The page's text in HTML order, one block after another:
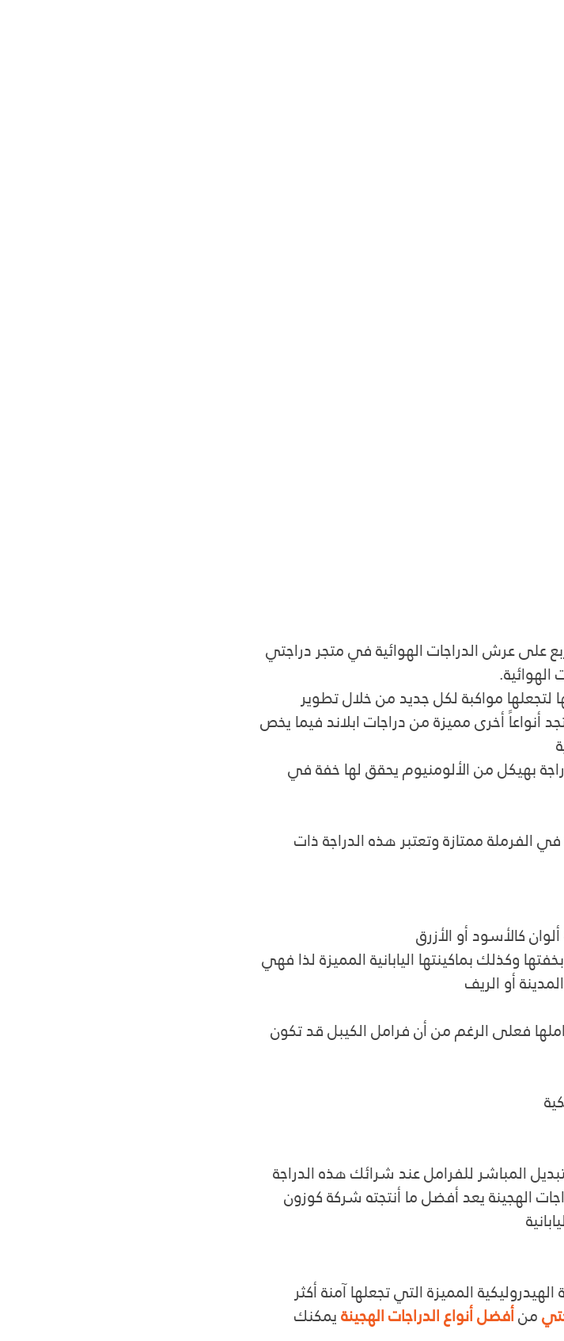
على عرش الدراجات الهوائية في متجر دراجتي
مواكبة لكل جديد من خلال تطوير
أنواعاً أخرى مميزة من دراجات ابلاند فيما يخص
بهيكل من الألومنيوم يحقق لها خفة في
الفرملة ممتازة وتعتبر هذه الدراجة ذات
كالأسود أو الأزرق
وكذلك بماكينتها اليابانية المميزة لذا فهي
أو الريف
فعلى الرغم من أن فرامل الكيبل قد تكون
المباشر للفرامل عند شرائك هذه الدراجة
الهجينة يعد أفضل ما أنتجته شركة كوزون
المميزة التي تجعلها آمنة أكثر
من أفضل أنواع الدراجات الهجينة يمكنك